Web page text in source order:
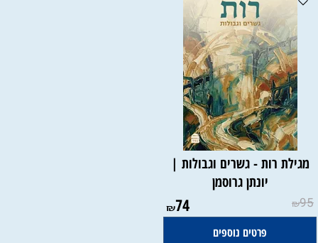
מגילת רות - גשרים וגבולות |
יונתן גרוסמן
₪95
₪74
פרטים נוספים